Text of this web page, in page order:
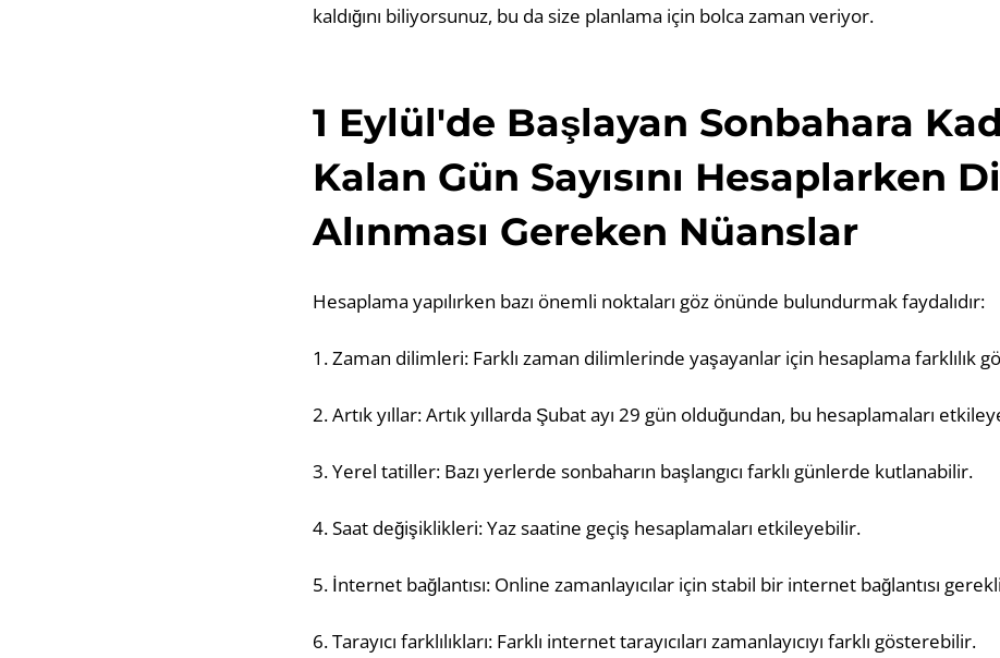
kaldığını biliyorsunuz, bu da size planlama için bolca zaman veriyor.
1 Eylül'de Başlayan Sonbahara
Kalan Gün Sayısını Hesaplarken
Alınması Gereken Nüanslar
Hesaplama yapılırken bazı önemli noktaları göz önünde bulundurmak faydalıdır:
1. Zaman dilimleri: Farklı zaman dilimlerinde yaşayanlar için hesaplama farklılık
2. Artık yıllar: Artık yıllarda Şubat ayı 29 gün olduğundan, bu hesaplamaları
3. Yerel tatiller: Bazı yerlerde sonbaharın başlangıcı farklı günlerde kutlanabilir.
4. Saat değişiklikleri: Yaz saatine geçiş hesaplamaları etkileyebilir.
5. İnternet bağlantısı: Online zamanlayıcılar için stabil bir internet bağlantısı
6. Tarayıcı farklılıkları: Farklı internet tarayıcıları zamanlayıcıyı farklı gösterebilir.